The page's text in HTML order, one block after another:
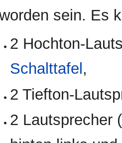
sein. Es
2 Hochton-
Schalttafel ,
2 Tiefton-
2 Lautsprecher